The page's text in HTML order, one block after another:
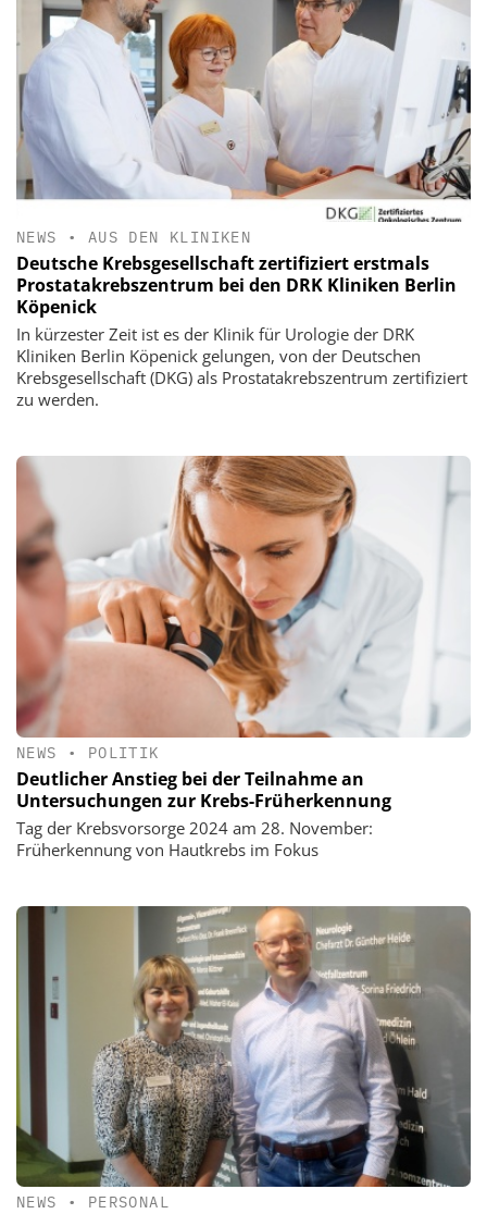
NEWS • AUS DEN KLINIKEN
Deutsche Krebsgesellschaft zertifiziert erstmals
Prostatakrebszentrum bei den DRK Kliniken Berlin
Köpenick
In kürzester Zeit ist es der Klinik für Urologie der DRK
Kliniken Berlin Köpenick gelungen, von der Deutschen
Krebsgesellschaft (DKG) als Prostatakrebszentrum zertifiziert
zu werden.
NEWS • POLITIK
Deutlicher Anstieg bei der Teilnahme an
Untersuchungen zur Krebs-Früherkennung
Tag der Krebsvorsorge 2024 am 28. November:
Früherkennung von Hautkrebs im Fokus
NEWS • PERSONAL